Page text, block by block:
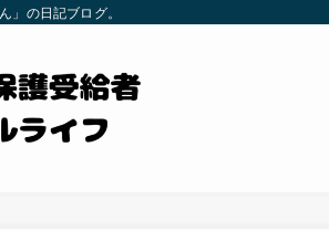
」の日記ブログ。